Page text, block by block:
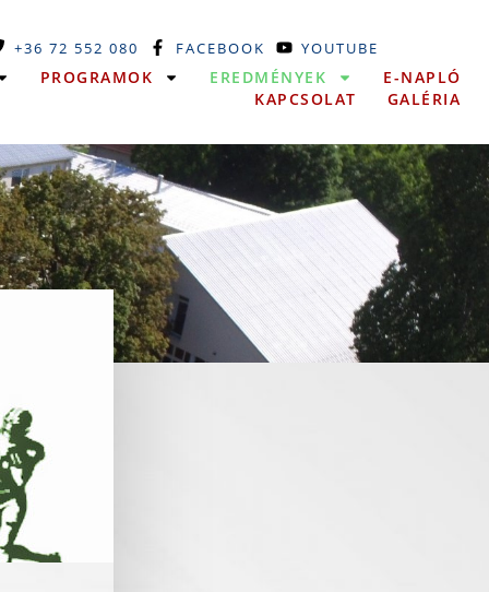
+36 72 552 080 FACEBOOK YOUTUBE
PROGRAMOK EREDMÉNYEK
E-NAPLÓ
KAPCSOLAT
GALÉRIA